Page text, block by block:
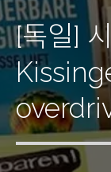
[독일]